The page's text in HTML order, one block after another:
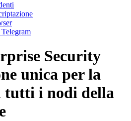
Security
unica per la
tutti i nodi della